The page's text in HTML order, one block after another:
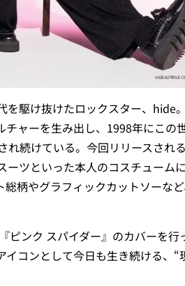
を駆け抜けたロックスター、hide
ャーを生み出し、1998年にこの
続けている。今回リリースされ
ツといった本人のコスチューム
柄やグラフィックカットソーな
ンク スパイダー』のカバーを行
コンとして今日も生き続ける、“